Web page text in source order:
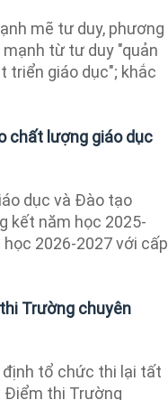
mẽ tư duy, phương
từ tư duy "quản
triển giáo dục"; khắc
chất lượng giáo dục
dục và Đào tạo
kết năm học 2025-
2026-2027 với cấp
Trường chuyên
định tổ chức thi lại tất
Điểm thi Trường